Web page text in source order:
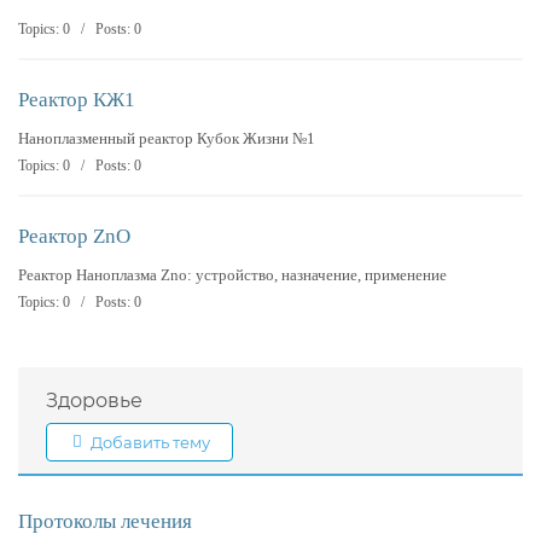
Topics: 0 / Posts: 0
Реактор КЖ1
Наноплазменный реактор Кубок Жизни №1
Topics: 0 / Posts: 0
Реактор ZnO
Реактор Наноплазма Zno: устройство, назначение, применение
Topics: 0 / Posts: 0
Здоровье
Добавить тему
Протоколы лечения